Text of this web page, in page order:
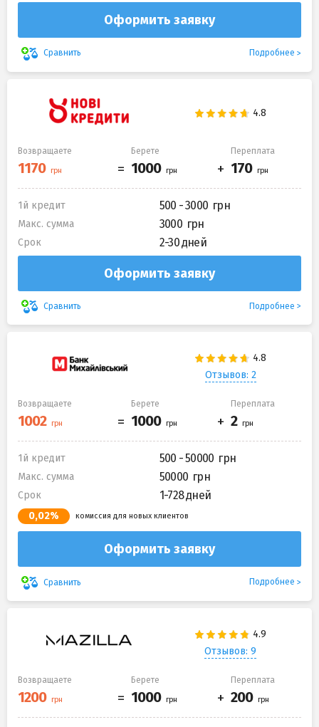
Оформить заявку
Сравнить Подробнее
Возвращаете Берете Переплата
1й кредит 500 - 3000
Макс. сумма 3000
Срок 2-30 дней
Оформить заявку
Сравнить Подробнее
Отзывов: 2
Возвращаете Берете Переплата
1й кредит 500 - 50000
Макс. сумма 50000
Срок 1-728 дней
0,02% комиссия для новых клиентов
Оформить заявку
Сравнить Подробнее
Отзывов: 9
Возвращаете Берете Переплата